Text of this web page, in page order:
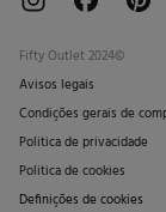
Fifty Outlet 2024©
Avisos legais
Condições gerais de
Politica de privacidade
Politica de cookies
Definições de cookies